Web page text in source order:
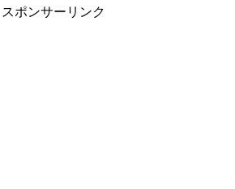
スポンサーリンク